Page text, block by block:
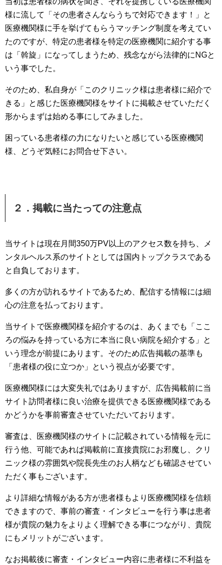
様に流して「その患者さんならうちで対応できます！」と
医療機関様に手を挙げてもらうマッチング制度を考えてい
たのですが、特定の患者様を特定の医療機関に紹介する事
は「斡旋」になってしまうため、残念ながら法律的にNGと
いう事でした。
そのため、私自身が「このクリニック様は患者様に紹介で
きる」と感じた医療機関様をサイトに掲載させていただく
形からまずは始める事にしてみました。
困っている患者様の力になりたいと感じている医療機関
様、どうぞ気軽にお問合せ下さい。
２．掲載に当たっての注意点
当サイトは現在月間350万PV以上のアクセス数を持ち、メ
ンタルヘルス系のサイトとしては国内トップクラスである
と自負しております。
多くの方が訪れるサイトであるため、配信する情報には細
心の注意を払っております。
当サイトで医療機関様を紹介するのは、あくまでも「ここ
ろの悩みを持っている方に本当に良い病院を紹介する」と
いう理念が前提にあります。そのため広告掲載の基準も
「患者様の役に立つか」という視点が必要です。
医療機関様には大変失礼ではありますが、広告掲載前に当
サイト訪問者様に良い治療を提供できる医療機関様である
かどうかを事前審査させていただいております。
審査は、医療機関様のサイトに記載されている情報を元に
行う他、可能であれば掲載前に直接貴院にお邪魔し、クリ
ニック様の雰囲気や院長先生のお人柄なども確認させてい
ただく事もございます。
より詳細な情報がある方が患者様もより医療機関様を信頼
できますので、事前の審査・インタビューを行う事は患者
様が貴院の魅力をよりよく理解できる事につながり、貴院
にもメリットがございます。
なお掲載後に審査・インタビュー内容に患者様に不利益を